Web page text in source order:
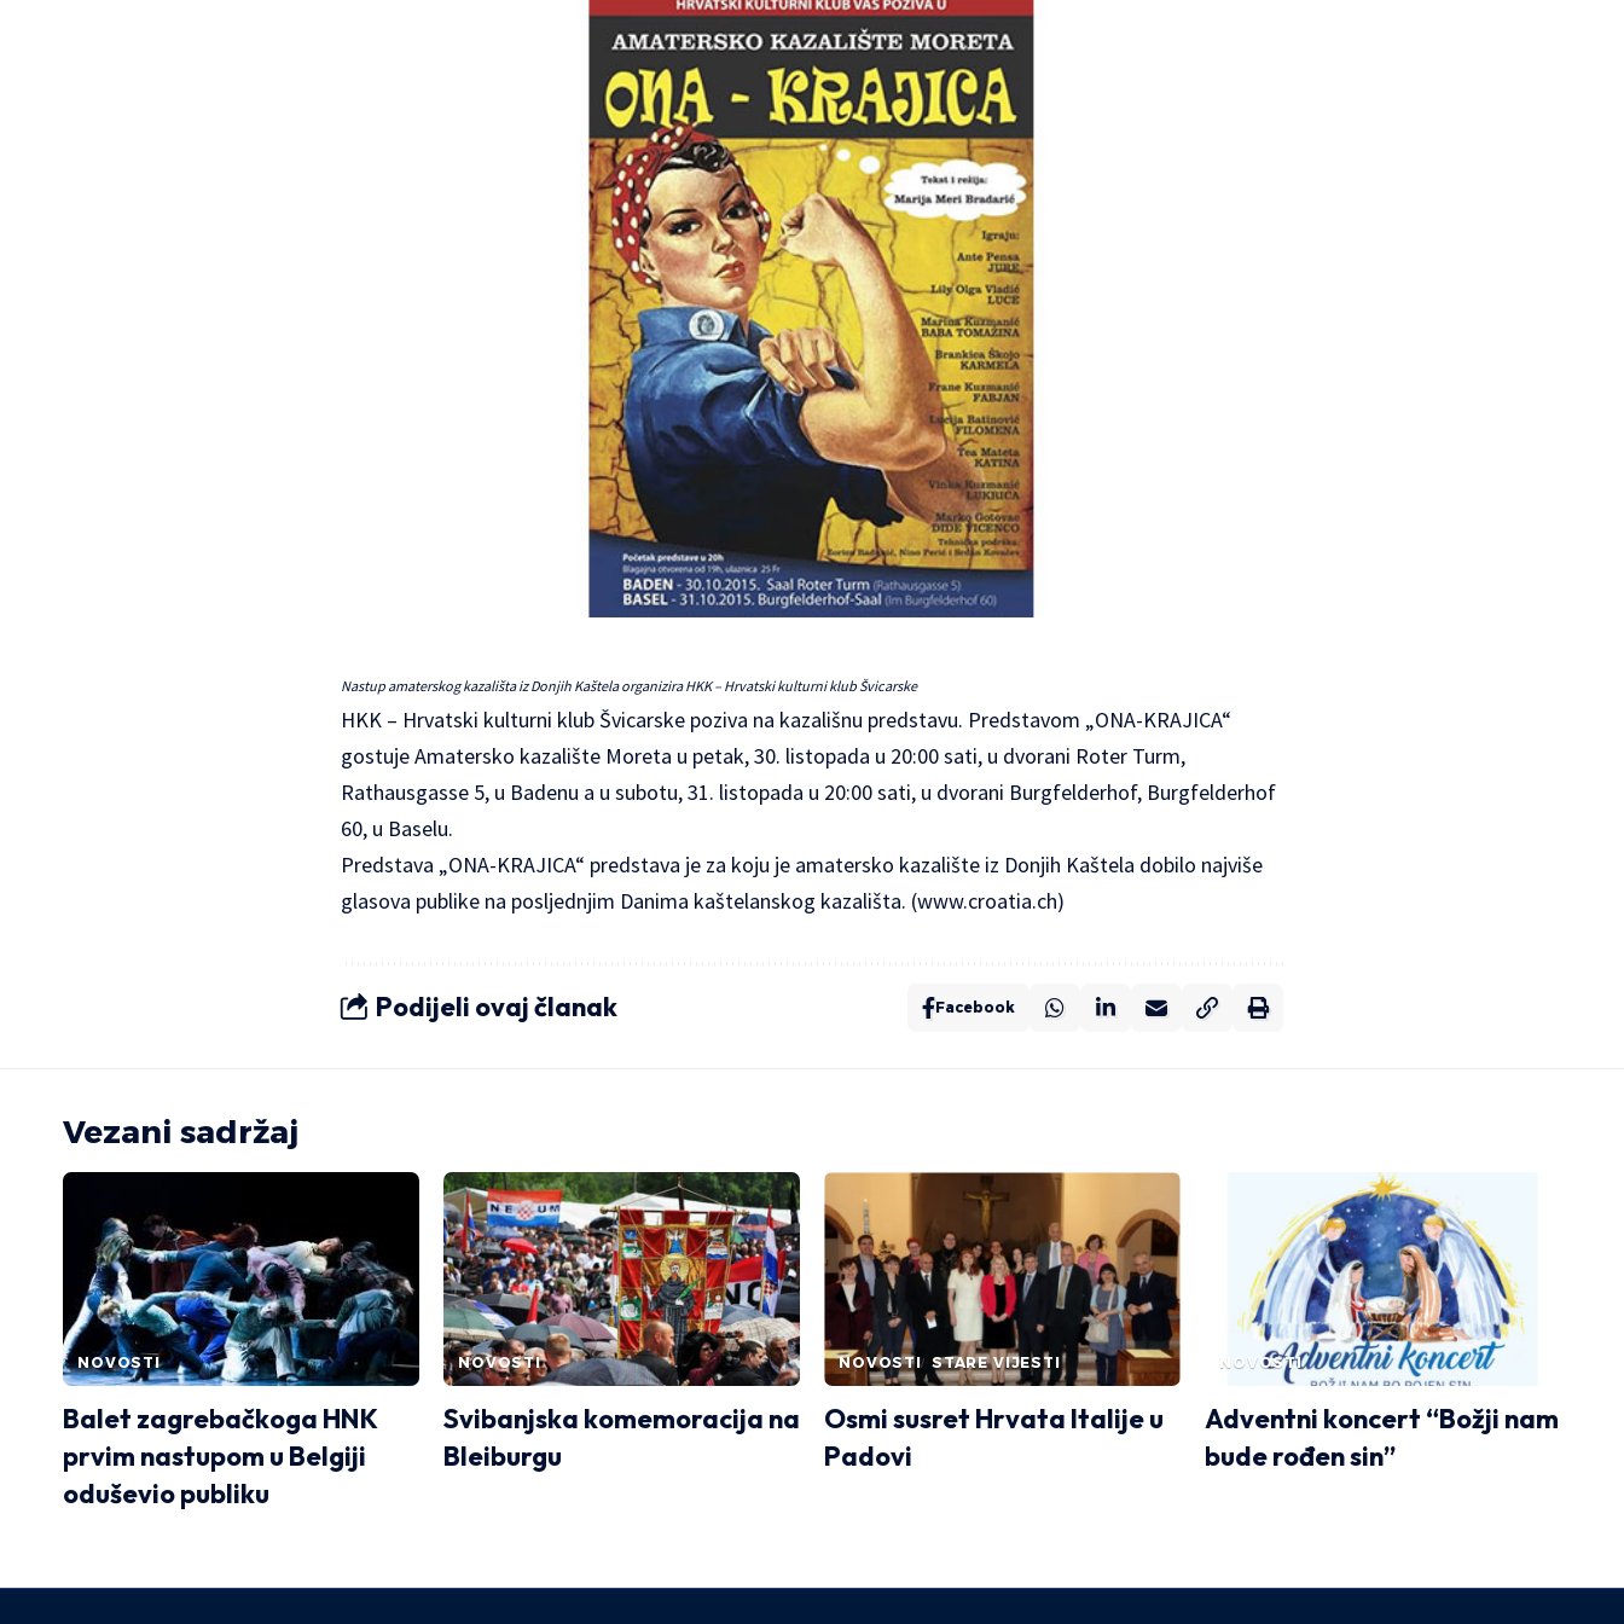
Nastup amaterskog kazališta iz Donjih Kaštela organizira HKK – Hrvatski kulturni klub Švicarske
HKK – Hrvatski kulturni klub Švicarske poziva na kazališnu predstavu. Predstavom „ONA-KRAJICA“
gostujeAmatersko kazalište Moreta u petak, 30. listopada u 20:00 sati, u dvorani Roter Turm,
Rathausgasse 5, u Badenu a u subotu, 31. listopada u 20:00 sati, u dvorani Burgfelderhof, Burgfelderhof
60, u Baselu.
Predstava „ONA-KRAJICA“ predstava je za koju je amatersko kazalište iz Donjih Kaštela dobilo najviše
glasova publike na posljednjim Danima kaštelanskog kazališta. (www.croatia.ch)
Podijeli ovaj članak Facebook
Vezani sadržaj
NOVOSTI
Balet zagrebačkoga HNK
prvim nastupom u Belgiji
oduševio publiku
NOVOSTI
Svibanjska komemoracija na
Bleiburgu
NOVOSTI STARE VIJESTI
Osmi susret Hrvata Italije u
Padovi
NOVOSTI
Adventni koncert “Božji nam
bude rođen sin”